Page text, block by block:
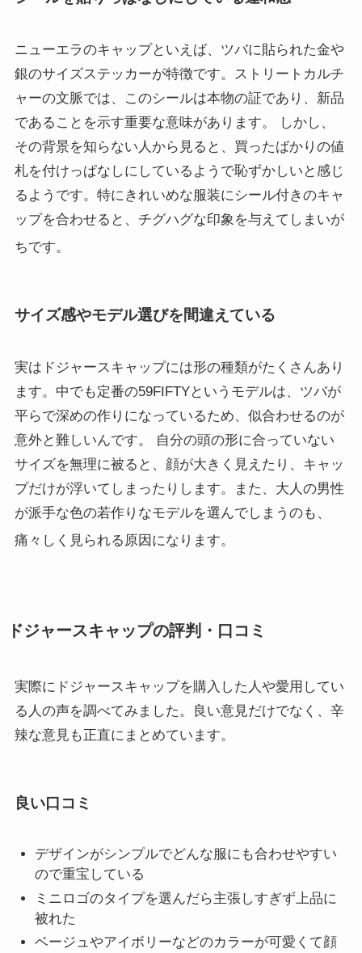
ニューエラのキャップといえば、ツバに貼られた金や
銀のサイズステッカーが特徴です。ストリートカルチ
ャーの文脈では、このシールは本物の証であり、新品
であることを示す重要な意味があります。 しかし、
その背景を知らない人から見ると、買ったばかりの値
札を付けっぱなしにしているようで恥ずかしいと感じ
るようです。特にきれいめな服装にシール付きのキャ
ップを合わせると、チグハグな印象を与えてしまいが
ちです。
サイズ感やモデル選びを間違えている
実はドジャースキャップには形の種類がたくさんあり
ます。中でも定番の59FIFTYというモデルは、ツバが
平らで深めの作りになっているため、似合わせるのが
意外と難しいんです。 自分の頭の形に合っていない
サイズを無理に被ると、顔が大きく見えたり、キャッ
プだけが浮いてしまったりします。また、大人の男性
が派手な色の若作りなモデルを選んでしまうのも、
痛々しく見られる原因になります。
ドジャースキャップの評判・口コミ
実際にドジャースキャップを購入した人や愛用してい
る人の声を調べてみました。良い意見だけでなく、辛
辣な意見も正直にまとめています。
良い口コミ
デザインがシンプルでどんな服にも合わせやすい
ので重宝している
ミニロゴのタイプを選んだら主張しすぎず上品に
被れた
ベージュやアイボリーなどのカラーが可愛くて顔